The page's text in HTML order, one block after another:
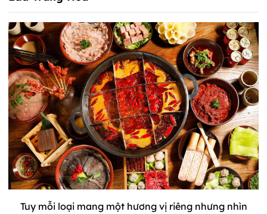
Tuy mỗi loại mang một hương vị riêng nhưng nhìn